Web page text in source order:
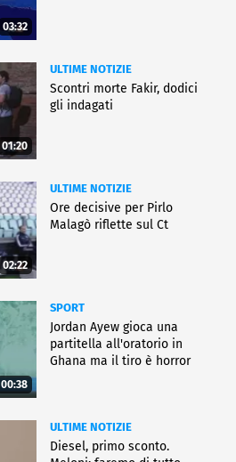
03:32
01:20
ULTIME NOTIZIE
Scontri morte Fakir, dodici
gli indagati
02:22
ULTIME NOTIZIE
Ore decisive per Pirlo
Malagò riflette sul Ct
00:38
SPORT
Jordan Ayew gioca una
partitella all'oratorio in
Ghana ma il tiro è horror
ULTIME NOTIZIE
Diesel, primo sconto.